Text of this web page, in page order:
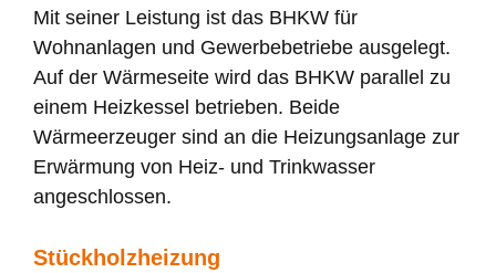
Mit seiner Leistung ist das BHKW für
Wohnanlagen und Gewerbebetriebe ausgelegt.
Auf der Wärmeseite wird das BHKW parallel zu
einem Heizkessel betrieben. Beide
Wärmeerzeuger sind an die Heizungsanlage zur
Erwärmung von Heiz- und Trinkwasser
angeschlossen.
Stückholzheizung